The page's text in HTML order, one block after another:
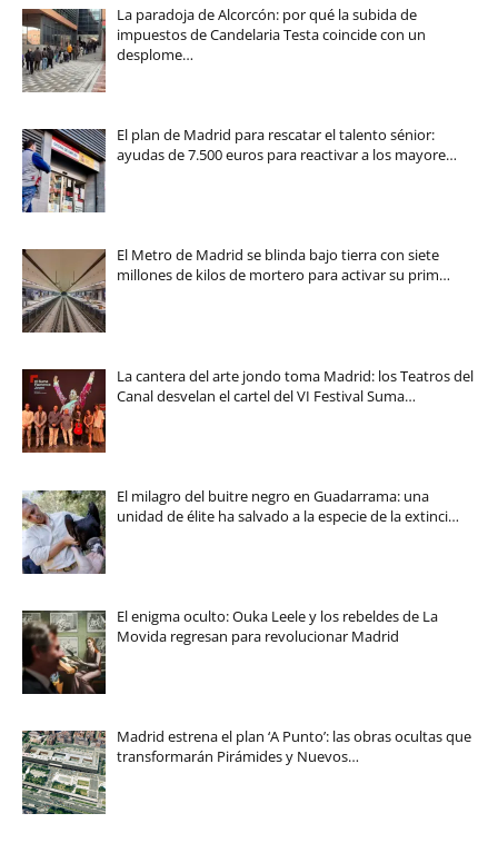
La paradoja de Alcorcón: por qué la subida de
impuestos de Candelaria Testa coincide con un
desplome…
El plan de Madrid para rescatar el talento sénior:
ayudas de 7.500 euros para reactivar a los mayore…
El Metro de Madrid se blinda bajo tierra con siete
millones de kilos de mortero para activar su prim…
La cantera del arte jondo toma Madrid: los Teatros del
Canal desvelan el cartel del VI Festival Suma…
El milagro del buitre negro en Guadarrama: una
unidad de élite ha salvado a la especie de la extinci…
El enigma oculto: Ouka Leele y los rebeldes de La
Movida regresan para revolucionar Madrid
Madrid estrena el plan ‘A Punto’: las obras ocultas que
transformarán Pirámides y Nuevos…